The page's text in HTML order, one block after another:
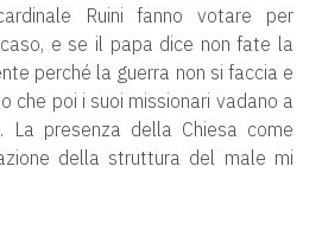
Ruini fanno votare per
e se il papa dice non fate la
perché la guerra non si faccia e
che poi i suoi missionari vadano a
presenza della Chiesa come
della struttura del male mi